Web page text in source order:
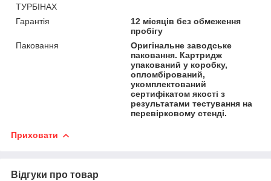
ТУРБІНАХ
Гарантія
12 місяців без обмеження
пробігу
Паковання
Оригінальне заводське
паковання. Картридж
упакований у коробку,
опломбірований,
укомплектований
сертифікатом якості з
результатами тестування на
перевірковому стенді.
Приховати
Відгуки про товар